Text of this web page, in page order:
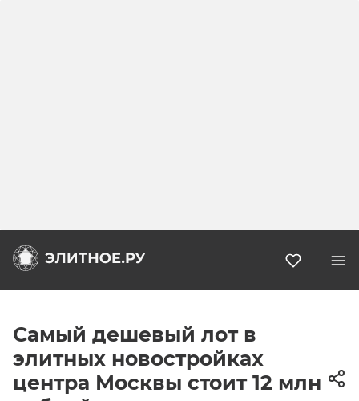
Самый дешевый лот в
элитных новостройках
центра Москвы стоит 12 млн